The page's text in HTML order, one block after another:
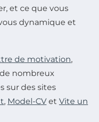
et ce que vous
dynamique et
de motivation,
nombreux
sur des sites
, Model-CV et Vite un